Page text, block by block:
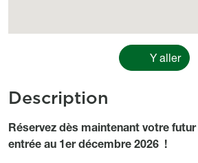
Y aller
Description
Object description
Réservez dès maintenant votre
entrée au 1er décembre 2026 !